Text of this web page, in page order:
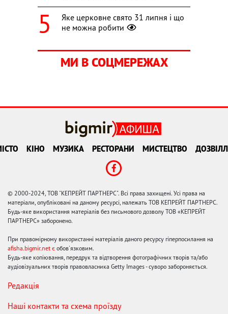
Яке церковне свято 31 липня і що
не можна робити
МИ В СОЦМЕРЕЖАХ
КІНО МУЗИКА РЕСТОРАНИ МИСТЕЦТВО
© 2000-2024, ТОВ "КЕПРЕЙТ ПАРТНЕРС". Всі права захищені. Усі права на
матеріали, опубліковані на даному ресурсі, належать ТОВ КЕПРЕЙТ ПАРТНЕРС.
Будь-яке використання матеріалів без письмового дозволу ТОВ «КЕПРЕЙТ
ПАРТНЕРС» заборонено.
При правомірному використанні матеріалів даного ресурсу гіперпосилання на
afisha.bigmir.net є обов'язковим.
Будь-яке копіювання, передрук та відтворення фотографічних творів та/або
аудіовізуальних творів правовласника Getty Images - суворо забороняється.
Редакція
Наші контакти та схема проїзду